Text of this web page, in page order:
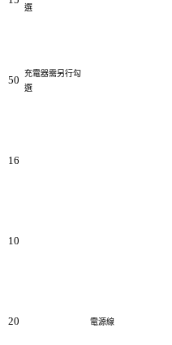
選
50
充電器需另行勾
選
16
10
20 電源線